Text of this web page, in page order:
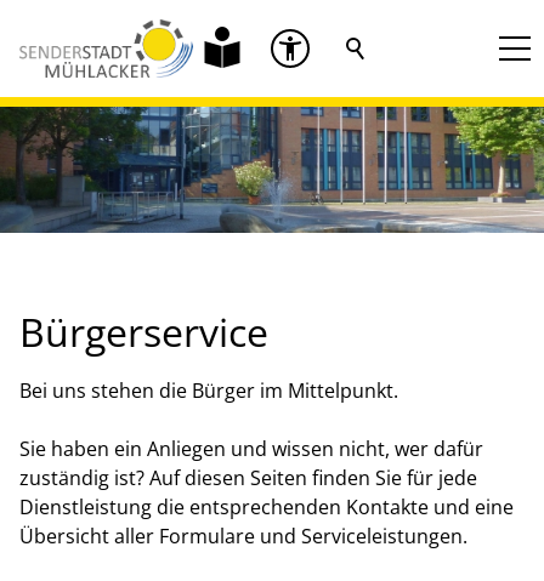
Bürgerservice
Bei uns stehen die Bürger im Mittelpunkt.
Sie haben ein Anliegen und wissen nicht, wer dafür
zuständig ist? Auf diesen Seiten finden Sie für jede
Dienstleistung die entsprechenden Kontakte und eine
Übersicht aller Formulare und Serviceleistungen.